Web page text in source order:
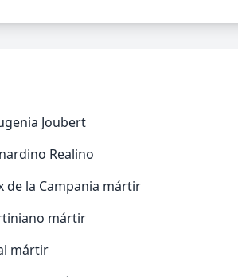
Joubert
Realino
de la Campania mártir
mártir
mártir